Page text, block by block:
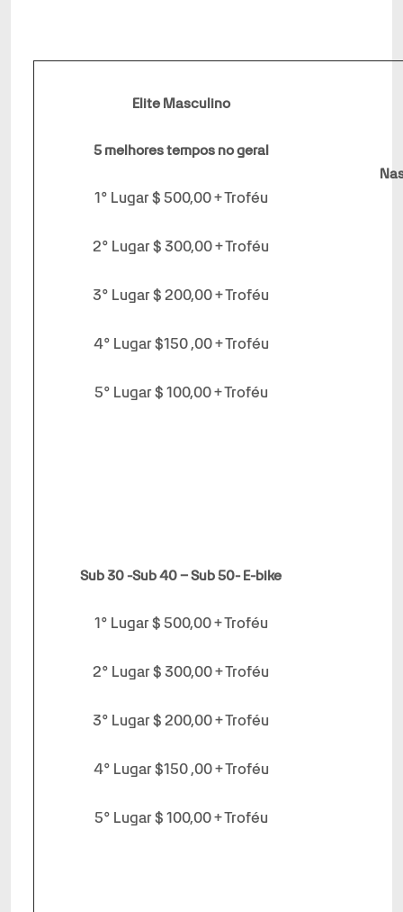
Elite Masculino
5 melhores tempos no geral
1° Lugar $ 500,00 + Troféu
2° Lugar $ 300,00 + Troféu
3° Lugar $ 200,00 + Troféu
4° Lugar $150 ,00 + Troféu
5° Lugar $ 100,00 + Troféu
Sub 30 -Sub 40 – Sub 50- E-bike
1° Lugar $ 500,00 + Troféu
2° Lugar $ 300,00 + Troféu
3° Lugar $ 200,00 + Troféu
4° Lugar $150 ,00 + Troféu
5° Lugar $ 100,00 + Troféu